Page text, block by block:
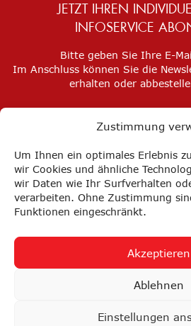
Zustimmung
Um Ihnen ein optimales Erlebnis
wir Cookies und ähnliche
wir Daten wie Ihr Surfverhalten
verarbeiten. Ohne Zustimmung
Funktionen eingeschränkt.
Akzeptieren
Ablehnen
Einstellungen
JETZT IHREN
INFOSERVICE
Bitte geben Sie Ihre E-
Im Anschluss können Sie die
erhalten oder
Impressum Datenschutz
nach oben ↑